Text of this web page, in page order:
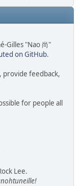
Gilles "Nao 尚"
on GitHub.
provide feedback,
for people all
Lee.